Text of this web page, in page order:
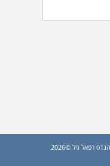
כל הזכויות שמורות לאיגוד המהנדסים והמהנדס רפאל גיל ©2026